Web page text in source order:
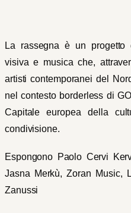
La rassegna è un progetto
visiva e musica che,
artisti contemporanei del
nel contesto borderless di
Capitale europea della
condivisione.
Espongono Paolo Cervi
Jasna Merkù, Zoran Music,
Zanussi